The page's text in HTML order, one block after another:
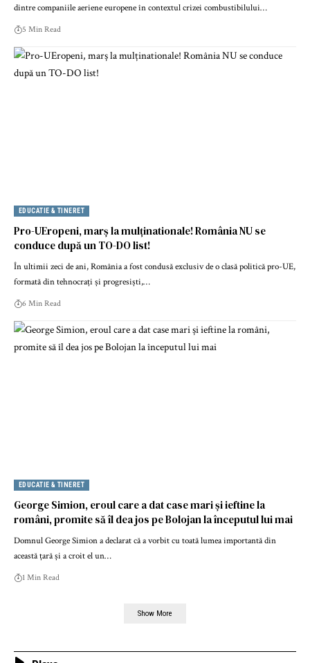
dintre companiile aeriene europene în contextul crizei combustibilului…
5 Min Read
EDUCATIE & TINERET
Pro-UEropeni, marș la mulținationale! România NU se
conduce după un TO-DO list!
În ultimii zeci de ani, România a fost condusă exclusiv de o clasă politică pro-UE,
formată din tehnocrați și progresiști,…
6 Min Read
EDUCATIE & TINERET
George Simion, eroul care a dat case mari și ieftine la
români, promite să îl dea jos pe Bolojan la începutul lui mai
Domnul George Simion a declarat că a vorbit cu toată lumea importantă din
această țară și a croit el un…
1 Min Read
Show More